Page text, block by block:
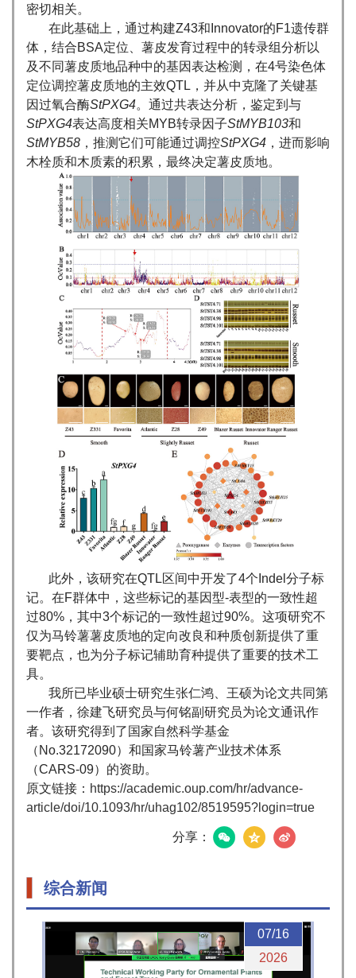
密切相关。
在此基础上，通过构建Z43和Innovator的F1遗传群
体，结合BSA定位、薯皮发育过程中的转录组分析以
及不同薯皮质地品种中的基因表达检测，在4号染色体
定位调控薯皮质地的主效QTL，并从中克隆了关键基
因过氧合酶StPXG4。通过共表达分析，鉴定到与
StPXG4表达高度相关MYB转录因子StMYB103和
StMYB58 ，推测它们可能通过调控StPXG4 ，进而影响
木栓质和木质素的积累，最终决定薯皮质地。
此外，该研究在QTL区间中开发了4个Indel分子标
记。在F群体中，这些标记的基因型-表型的一致性超
过80%，其中3个标记的一致性超过90%。这项研究不
仅为马铃薯薯皮质地的定向改良和种质创新提供了重
要靶点，也为分子标记辅助育种提供了重要的技术工
具。
我所已毕业硕士研究生张仁鸿、王硕为论文共同第
一作者，徐建飞研究员与何铭副研究员为论文通讯作
者。该研究得到了国家自然科学基金
（No.32172090）和国家马铃薯产业技术体系
（CARS-09）的资助。
原文链接： https://academic.oup.com/hr/advance-
article/doi/10.1093/hr/uhag102/8519595?login=true
分享：
综合新闻
07/16
2026